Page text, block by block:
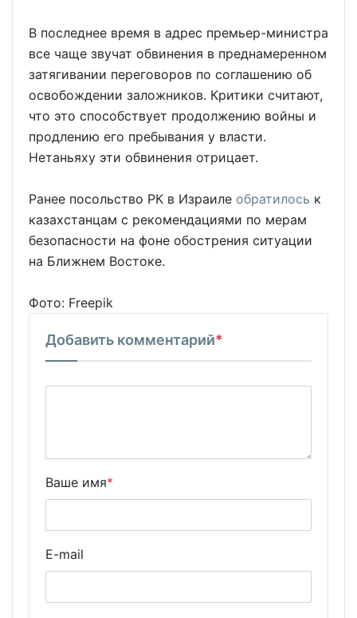
В последнее время в адрес премьер-министра
все чаще звучат обвинения в преднамеренном
затягивании переговоров по соглашению об
освобождении заложников. Критики считают,
что это способствует продолжению войны и
продлению его пребывания у власти.
Нетаньяху эти обвинения отрицает.
Ранее посольство РК в Израиле обратилось к
казахстанцам с рекомендациями по мерам
безопасности на фоне обострения ситуации
на Ближнем Востоке.
Фото: Freepik
Добавить комментарий*
Ваше имя*
E-mail